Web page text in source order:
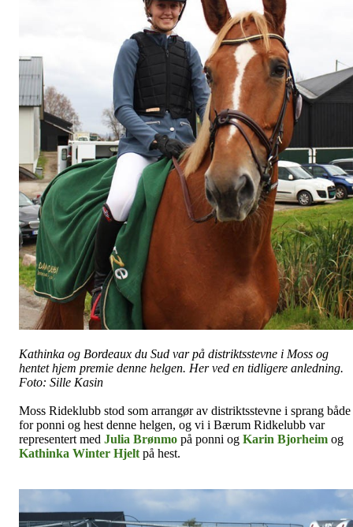
Kathinka og Bordeaux du Sud var på distriktsstevne i Moss og
hentet hjem premie denne helgen. Her ved en tidligere anledning.
Foto: Sille Kasin
Moss Rideklubb stod som arrangør av distriktsstevne i sprang både
for ponni og hest denne helgen, og vi i Bærum Ridkelubb var
representert med Julia Brønmo på ponni og Karin Bjorheim og
Kathinka Winter Hjelt på hest.